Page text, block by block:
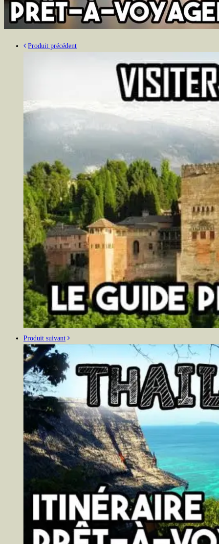
Produit précédent
Produit suivant